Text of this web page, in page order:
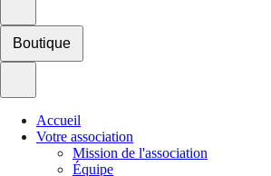
Boutique
Accueil
Votre association
Mission de l'association
Équipe